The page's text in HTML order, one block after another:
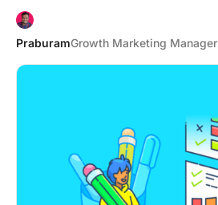
PraburamGrowth Marketing Manager